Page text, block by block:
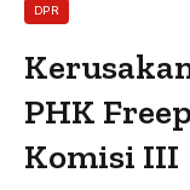
DPR
PHK
Komisi III